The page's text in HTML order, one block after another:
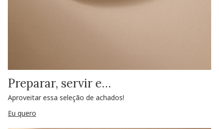
Preparar, servir e…
Aproveitar essa seleção de achados!
Eu quero